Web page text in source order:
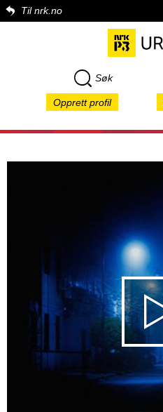
Til nrk.no
Søk
Opprett profil